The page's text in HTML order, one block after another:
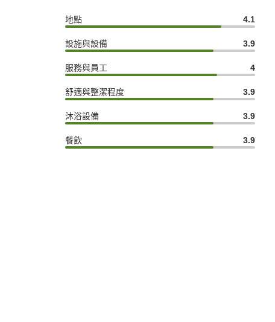
地點 4.1
設施與設備 3.9
服務與員工 4
舒適與整潔程度 3.9
沐浴設備 3.9
餐飲 3.9